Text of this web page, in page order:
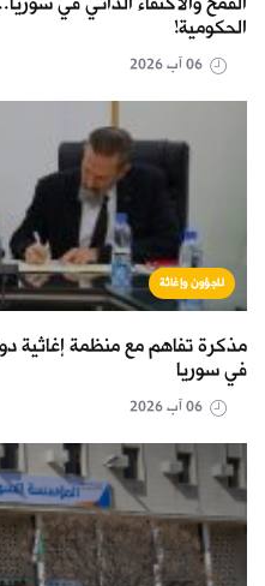
الحكومية!
لاجؤون وإغاثة
مذكرة تفاهم مع منظمة إغاثية
في سوريا